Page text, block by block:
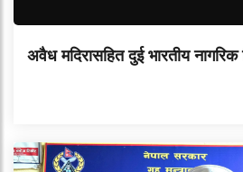
अवैध मदिरासहित दुई भारतीय नागरिक